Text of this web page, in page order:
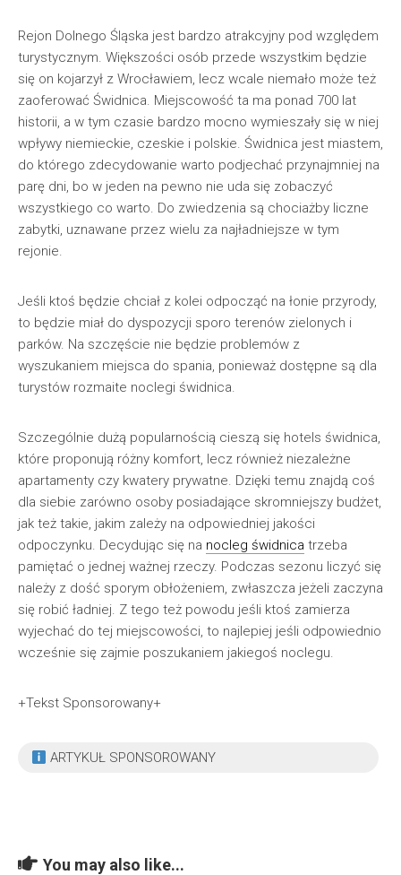
Rejon Dolnego Śląska jest bardzo atrakcyjny pod względem
turystycznym. Większości osób przede wszystkim będzie
się on kojarzył z Wrocławiem, lecz wcale niemało może też
zaoferować Świdnica. Miejscowość ta ma ponad 700 lat
historii, a w tym czasie bardzo mocno wymieszały się w niej
wpływy niemieckie, czeskie i polskie. Świdnica jest miastem,
do którego zdecydowanie warto podjechać przynajmniej na
parę dni, bo w jeden na pewno nie uda się zobaczyć
wszystkiego co warto. Do zwiedzenia są chociażby liczne
zabytki, uznawane przez wielu za najładniejsze w tym
rejonie.
Jeśli ktoś będzie chciał z kolei odpocząć na łonie przyrody,
to będzie miał do dyspozycji sporo terenów zielonych i
parków. Na szczęście nie będzie problemów z
wyszukaniem miejsca do spania, ponieważ dostępne są dla
turystów rozmaite noclegi świdnica.
Szczególnie dużą popularnością cieszą się hotels świdnica,
które proponują różny komfort, lecz również niezależne
apartamenty czy kwatery prywatne. Dzięki temu znajdą coś
dla siebie zarówno osoby posiadające skromniejszy budżet,
jak też takie, jakim zależy na odpowiedniej jakości
odpoczynku. Decydując się na nocleg świdnica trzeba
pamiętać o jednej ważnej rzeczy. Podczas sezonu liczyć się
należy z dość sporym obłożeniem, zwłaszcza jeżeli zaczyna
się robić ładniej. Z tego też powodu jeśli ktoś zamierza
wyjechać do tej miejscowości, to najlepiej jeśli odpowiednio
wcześnie się zajmie poszukaniem jakiegoś noclegu.
+Tekst Sponsorowany+
ARTYKUŁ SPONSOROWANY
You may also like...